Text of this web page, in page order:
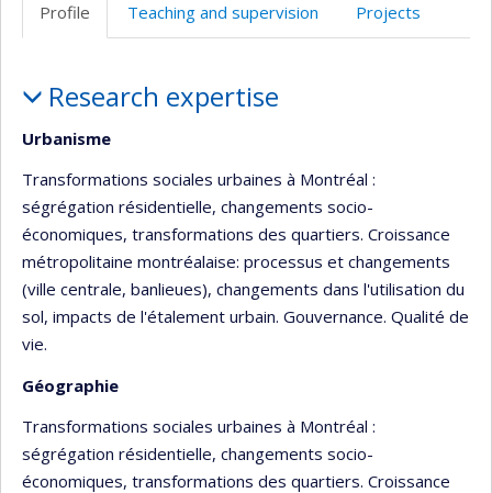
(faculté,département,école)
Profile Teaching and supervision Projects
Research expertise
Urbanisme
Transformations sociales urbaines à Montréal :
ségrégation résidentielle, changements socio-
économiques, transformations des quartiers. Croissance
métropolitaine montréalaise: processus et changements
(ville centrale, banlieues), changements dans l'utilisation du
sol, impacts de l'étalement urbain. Gouvernance. Qualité de
vie.
Géographie
Transformations sociales urbaines à Montréal :
ségrégation résidentielle, changements socio-
économiques, transformations des quartiers. Croissance